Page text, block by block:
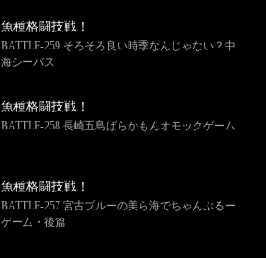
魚種格闘技戦！
BATTLE-259 そろそろ良い時季なんじゃない？中
海シーバス
魚種格闘技戦！
BATTLE-258 長崎五島ばらかもんオモックゲーム
魚種格闘技戦！
BATTLE-257 宮古ブルーの美ら海でちゃんぷるー
ゲーム・後篇